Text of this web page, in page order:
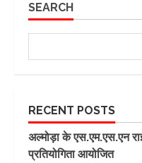
SEARCH
RECENT POSTS
अल्मोड़ा के एस.एम.एस.एन
प्रतियोगिता आयोजित